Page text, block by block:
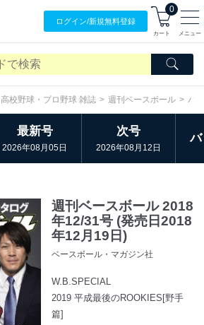
ログイン/新規無料登録
0
カート メニュー
高校野球・プロ野球 雑誌 週刊ベースボール バ
最新号
2026年08月05日
次号
2026年08月12日
週刊ベースボール 2018
年12/31号 (発売日2018
年12月19日)
ベースボール・マガジン社
W.B.SPECIAL
2019 平成最後のROOKIES[野手
篇]